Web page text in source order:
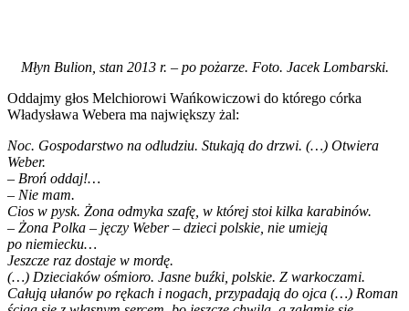
Młyn Bulion, stan 2013 r. – po pożarze. Foto. Jacek Lombarski.
Oddajmy głos Melchiorowi Wańkowiczowi do którego córka
Władysława Webera ma największy żal:
Noc. Gospodarstwo na odludziu. Stukają do drzwi. (…) Otwiera
Weber.
– Broń oddaj!…
– Nie mam.
Cios w pysk. Żona odmyka szafę, w której stoi kilka karabinów.
– Żona Polka – jęczy Weber – dzieci polskie, nie umieją
po niemiecku…
Jeszcze raz dostaje w mordę.
(…) Dzieciaków ośmioro. Jasne buźki, polskie. Z warkoczami.
Całują ułanów po rękach i nogach, przypadają do ojca (…) Roman